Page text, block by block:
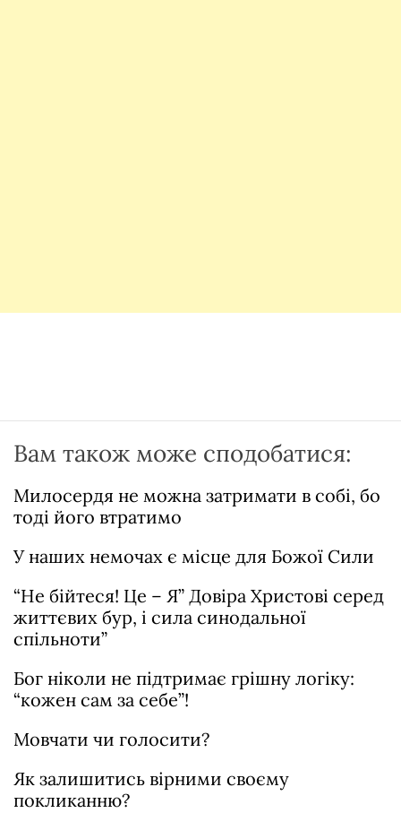
Вам також може сподобатися:
Милосердя не можна затримати в собі, бо
тоді його втратимо
У наших немочах є місце для Божої Сили
“Не бійтеся! Це – Я” Довіра Христові серед
життєвих бур, і сила синодальної
спільноти”
Бог ніколи не підтримає грішну логіку:
“кожен сам за себе”!
Мовчати чи голосити?
Як залишитись вірними своєму
покликанню?